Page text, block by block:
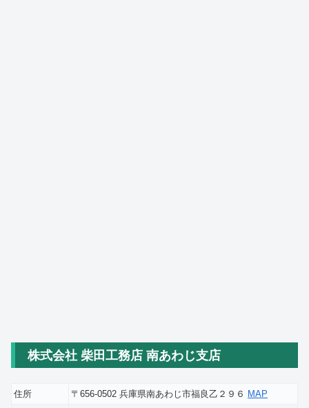
株式会社 柴田工務店 南あわじ支店
住所 〒656-0502 兵庫県南あわじ市福良乙２９６ MAP